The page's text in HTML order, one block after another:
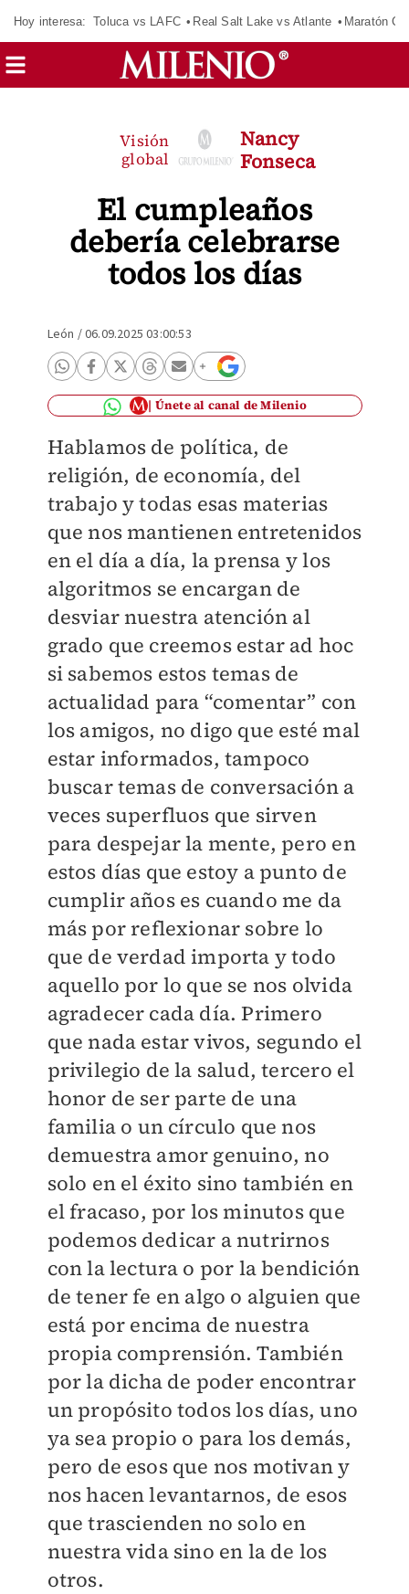
Hoy interesa: Toluca vs LAFC Real Salt Lake vs Atlante Maratón
El cumpleaños
debería celebrarse
todos los días
Visión
global
Nancy
Fonseca
León /06.09.2025 03:00:53
Únete al canal de Milenio
Hablamos de política, de
religión, de economía, del
trabajo y todas esas materias
que nos mantienen entretenidos
en el día a día, la prensa y los
algoritmos se encargan de
desviar nuestra atención al
grado que creemos estar ad hoc
si sabemos estos temas de
actualidad para “comentar” con
los amigos, no digo que esté mal
estar informados, tampoco
buscar temas de conversación a
veces superfluos que sirven
para despejar la mente, pero en
estos días que estoy a punto de
cumplir años es cuando me da
más por reflexionar sobre lo
que de verdad importa y todo
aquello por lo que se nos olvida
agradecer cada día. Primero
que nada estar vivos, segundo el
privilegio de la salud, tercero el
honor de ser parte de una
familia o un círculo que nos
demuestra amor genuino, no
solo en el éxito sino también en
el fracaso, por los minutos que
podemos dedicar a nutrirnos
con la lectura o por la bendición
de tener fe en algo o alguien que
está por encima de nuestra
propia comprensión. También
por la dicha de poder encontrar
un propósito todos los días, uno
ya sea propio o para los demás,
pero de esos que nos motivan y
nos hacen levantarnos, de esos
que trascienden no solo en
nuestra vida sino en la de los
otros.